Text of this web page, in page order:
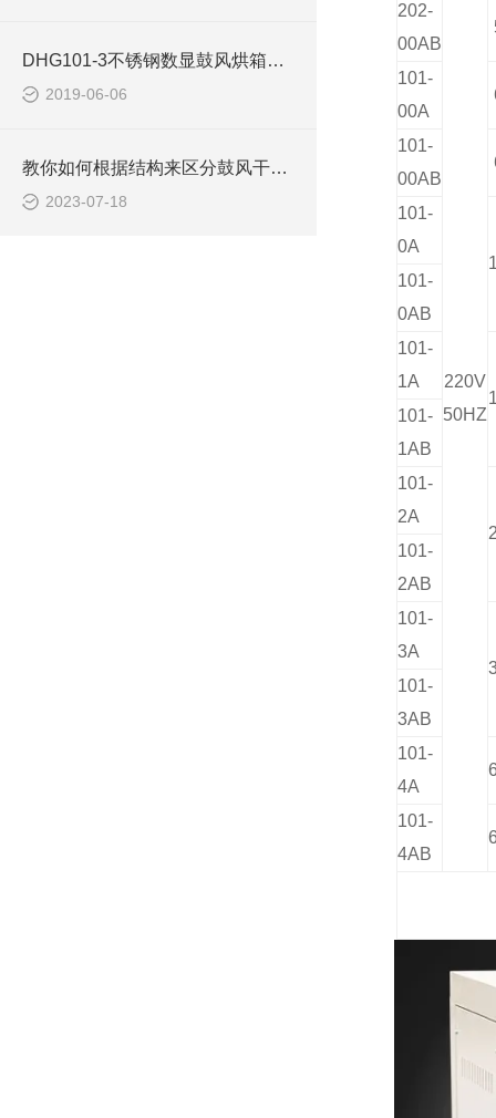
DHG101-3不锈钢数显鼓风烘箱使用注意事项
2019-06-06
教你如何根据结构来区分鼓风干燥箱
2023-07-18
220V
50HZ
202-
00AB
101-
00A
101-
00AB
101-
0A
101-
0AB
101-
1A
101-
1AB
101-
2A
101-
2AB
101-
3A
101-
3AB
101-
4A
101-
4AB